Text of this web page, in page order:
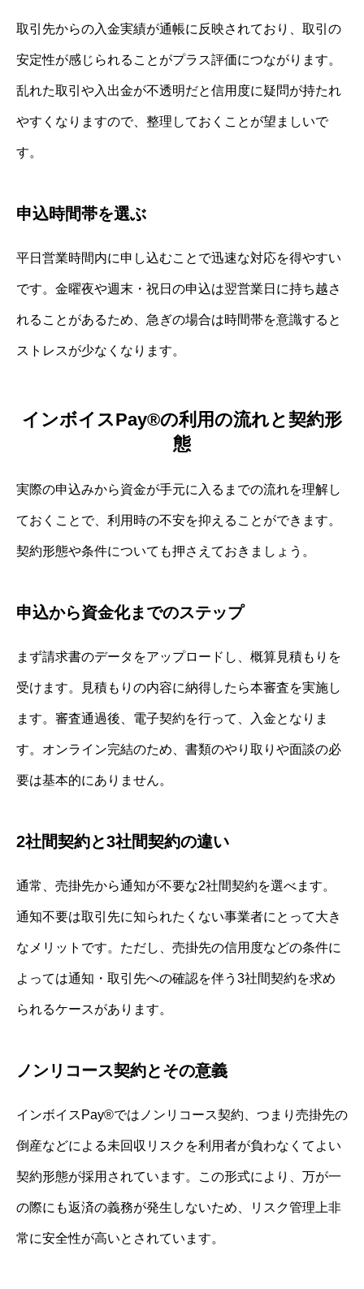
取引先からの入金実績が通帳に反映されており、取引の
安定性が感じられることがプラス評価につながります。
乱れた取引や入出金が不透明だと信用度に疑問が持たれ
やすくなりますので、整理しておくことが望ましいで
す。
申込時間帯を選ぶ
平日営業時間内に申し込むことで迅速な対応を得やすい
です。金曜夜や週末・祝日の申込は翌営業日に持ち越さ
れることがあるため、急ぎの場合は時間帯を意識すると
ストレスが少なくなります。
インボイスPay®の利用の流れと契約形
態
実際の申込みから資金が手元に入るまでの流れを理解し
ておくことで、利用時の不安を抑えることができます。
契約形態や条件についても押さえておきましょう。
申込から資金化までのステップ
まず請求書のデータをアップロードし、概算見積もりを
受けます。見積もりの内容に納得したら本審査を実施し
ます。審査通過後、電子契約を行って、入金となりま
す。オンライン完結のため、書類のやり取りや面談の必
要は基本的にありません。
2社間契約と3社間契約の違い
通常、売掛先から通知が不要な2社間契約を選べます。
通知不要は取引先に知られたくない事業者にとって大き
なメリットです。ただし、売掛先の信用度などの条件に
よっては通知・取引先への確認を伴う3社間契約を求め
られるケースがあります。
ノンリコース契約とその意義
インボイスPay®ではノンリコース契約、つまり売掛先の
倒産などによる未回収リスクを利用者が負わなくてよい
契約形態が採用されています。この形式により、万が一
の際にも返済の義務が発生しないため、リスク管理上非
常に安全性が高いとされています。